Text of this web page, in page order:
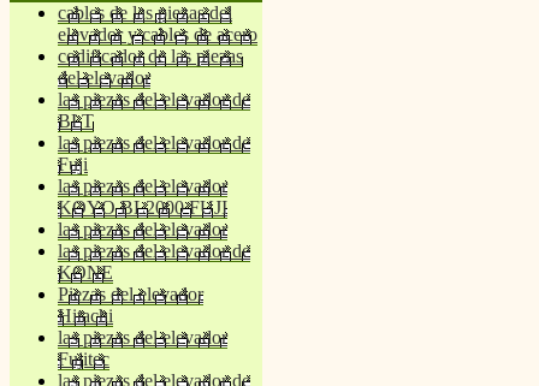
cables de las piezas del
elevador y cables de acero
codificador de las piezas
del elevador
las piezas del elevador de
BLT
las piezas del elevador de
Fuji
las piezas del elevador
KOYO BL2000 FUJI
las piezas del elevador
las piezas del elevador de
KONE
Piezas del elevador
Hitachi
las piezas del elevador
Fujitec
las piezas del elevador de